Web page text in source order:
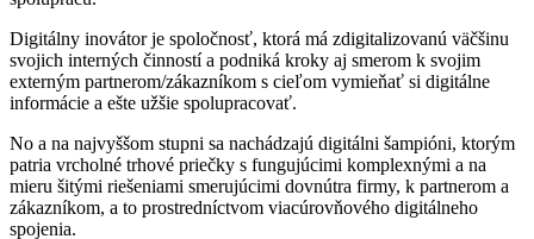
Digitálny inovátor je spoločnosť, ktorá má zdigitalizovanú väčšinu
svojich interných činností a podniká kroky aj smerom k svojim
externým partnerom/zákazníkom s cieľom vymieňať si digitálne
informácie a ešte užšie spolupracovať.
No a na najvyššom stupni sa nachádzajú digitálni šampióni, ktorým
patria vrcholné trhové priečky s fungujúcimi komplexnými a na
mieru šitými riešeniami smerujúcimi dovnútra firmy, k partnerom a
zákazníkom, a to prostredníctvom viacúrovňového digitálneho
spojenia.